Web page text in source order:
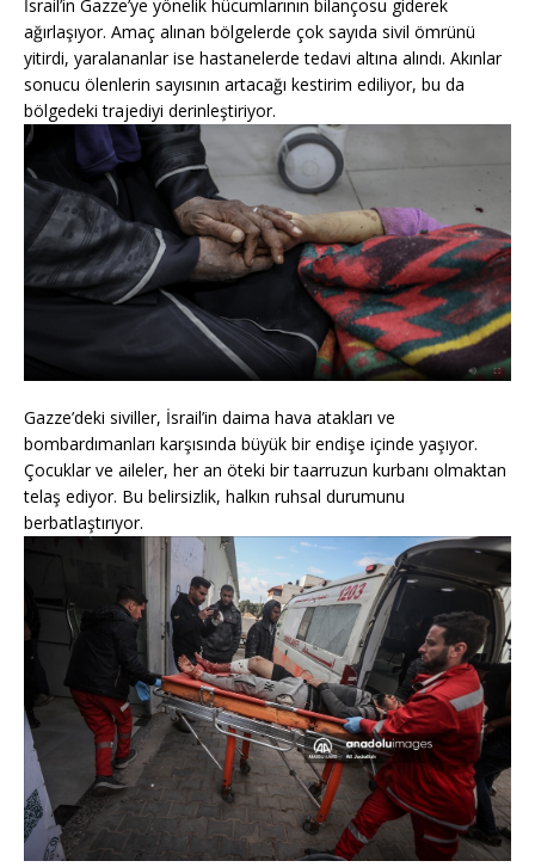
İsrail’in Gazze’ye yönelik hücumlarının bilançosu giderek
ağırlaşıyor. Amaç alınan bölgelerde çok sayıda sivil ömrünü
yitirdi, yaralananlar ise hastanelerde tedavi altına alındı. Akınlar
sonucu ölenlerin sayısının artacağı kestirim ediliyor, bu da
bölgedeki trajediyi derinleştiriyor.
Gazze’deki siviller, İsrail’in daima hava atakları ve
bombardımanları karşısında büyük bir endişe içinde yaşıyor.
Çocuklar ve aileler, her an öteki bir taarruzun kurbanı olmaktan
telaş ediyor. Bu belirsizlik, halkın ruhsal durumunu
berbatlaştırıyor.